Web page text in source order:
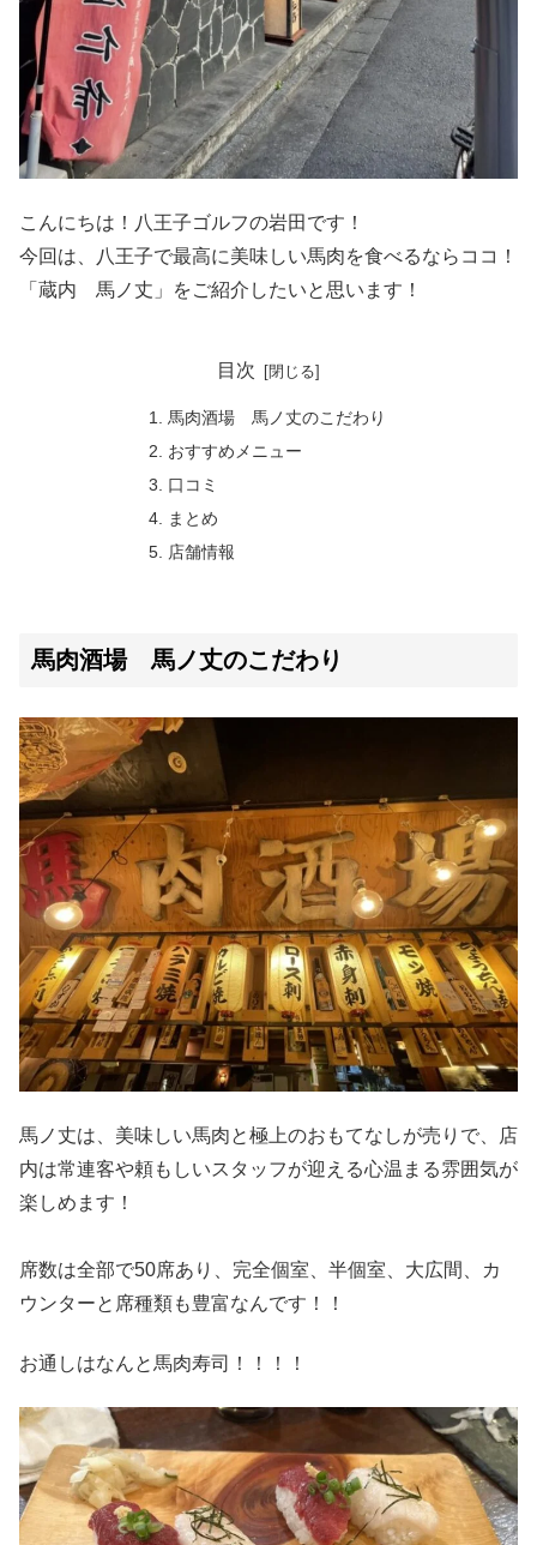
こんにちは！八王子ゴルフの岩田です！
今回は、八王子で最高に美味しい馬肉を食べるならココ！
「蔵内 馬ノ丈」をご紹介したいと思います！
目次
馬肉酒場 馬ノ丈のこだわり
おすすめメニュー
口コミ
まとめ
店舗情報
馬肉酒場 馬ノ丈のこだわり
馬ノ丈は、美味しい馬肉と極上のおもてなしが売りで、店
内は常連客や頼もしいスタッフが迎える心温まる雰囲気が
楽しめます！
席数は全部で50席あり、完全個室、半個室、大広間、カ
ウンターと席種類も豊富なんです！！
お通しはなんと馬肉寿司！！！！